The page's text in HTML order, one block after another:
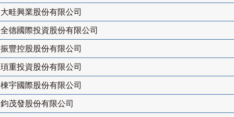
大畦興業股份有限公司
全德國際投資股份有限公司
振豐控股股份有限公司
頊重投資股份有限公司
棟宇國際股份有限公司
鈞茂發股份有限公司